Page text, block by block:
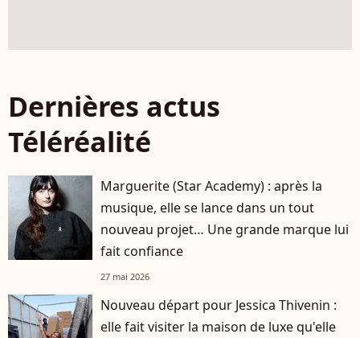
Dernières actus
Téléréalité
Marguerite (Star Academy) : après la
musique, elle se lance dans un tout
nouveau projet… Une grande marque lui
fait confiance
27 mai 2026
Nouveau départ pour Jessica Thivenin :
elle fait visiter la maison de luxe qu'elle